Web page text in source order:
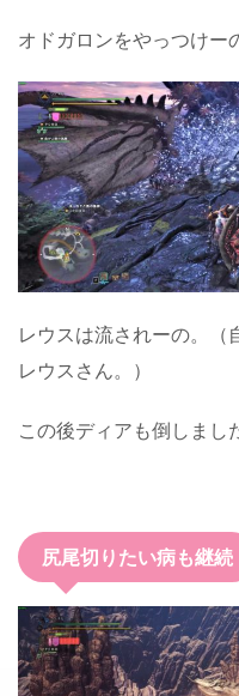
オドガロンをやっつけー
レウスは流されーの。（
レウスさん。）
この後ディアも倒しまし
尻尾切りたい病も継続